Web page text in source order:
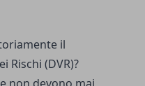
il
Rischi (DVR)?